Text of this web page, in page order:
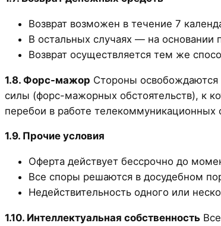
Возврат возможен в течение 7
В остальных случаях — на основании
Возврат осуществляется тем же
1.8. Форс-мажор Стороны освобождаются
силы (форс-мажорных обстоятельств), к
перебои в работе телекоммуникационных
1.9. Прочие условия
Оферта действует бессрочно до
Все споры решаются в досудебном
Недействительность одного или
1.10. Интеллектуальная собственность